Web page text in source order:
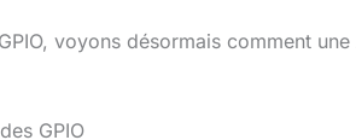
voyons désormais comment
GPIO